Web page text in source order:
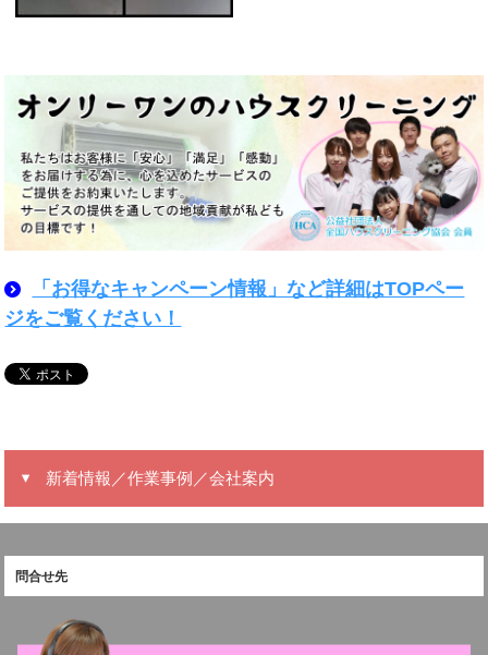
「お得なキャンペーン情報」など詳細はTOPペー
ジをご覧ください！
新着情報／作業事例／会社案内
問合せ先